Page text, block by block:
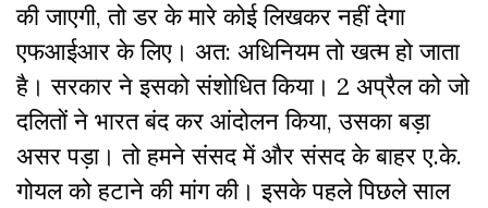
की जाएगी, तो डर के मारे कोई लिखकर नहीं देगा
एफआईआर के लिए। अत: अधिनियम तो खत्म हो जाता
है। सरकार ने इसको संशोधित किया। 2 अप्रैल को जो
दलितों ने भारत बंद कर आंदोलन किया, उसका बड़ा
असर पड़ा। तो हमने संसद में और संसद के बाहर ए.के.
गोयल को हटाने की मांग की। इसके पहले पिछले साल